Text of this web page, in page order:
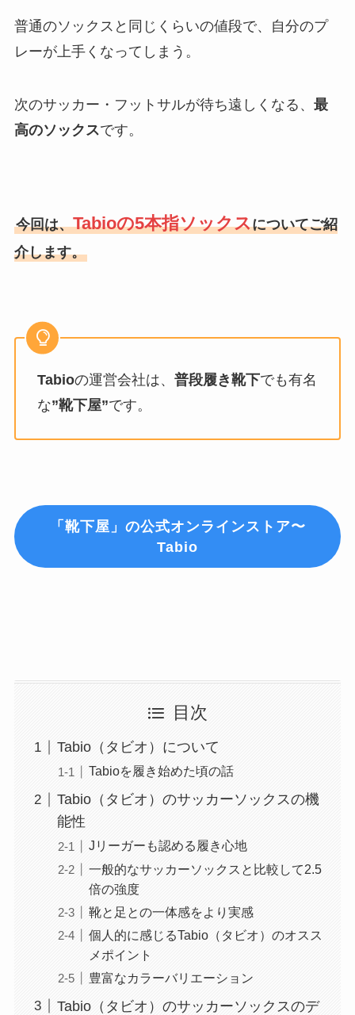
普通のソックスと同じくらいの値段で、自分のプ
レーが上手くなってしまう。
次のサッカー・フットサルが待ち遠しくなる、 最
高のソックスです。
今回は、Tabioの5本指ソックスについてご紹
介します。
Tabioの運営会社は、 普段履き靴下でも有名
な”靴下屋”です。
「靴下屋」の公式オンラインストア〜
Tabio
目次
Tabio（タビオ）について
Tabioを履き始めた頃の話
Tabio（タビオ）のサッカーソックスの機
能性
Jリーガーも認める履き心地
一般的なサッカーソックスと比較して2.5
倍の強度
靴と足との一体感をより実感
個人的に感じるTabio（タビオ）のオスス
メポイント
豊富なカラーバリエーション
Tabio（タビオ）のサッカーソックスのデ